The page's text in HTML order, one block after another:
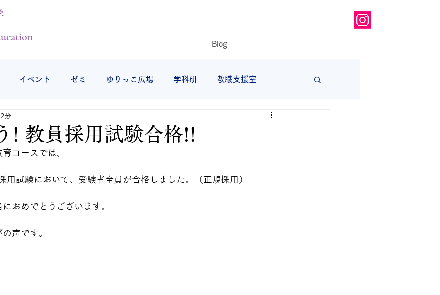
Blog
イベント ゼミ ゆりっこ広場 学科研 教職支援室
業の様子
! 教員採用試験合格!!
分
コースでは、
用試験において、受験者全員が合格しました。（正規採用）
おめでとうございます。
声です。